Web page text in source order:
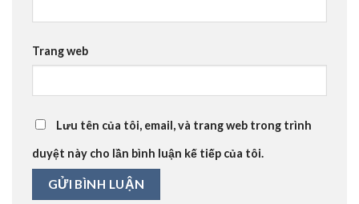
Trang web
Lưu tên của tôi, email, và trang web trong trình
duyệt này cho lần bình luận kế tiếp của tôi.